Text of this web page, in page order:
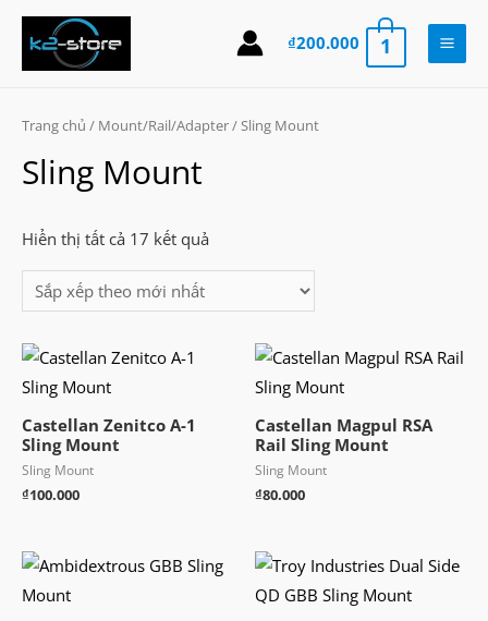
Skip
content
₫200.000 1
Main
Trang chủ / Mount/Rail/Adapter/ Sling Mount
Sling Mount
Hiển thị tất cả 17 kết quả
sắp
Castellan Zenitco A-1
Sling Mount
Sling Mount
₫100.000
Castellan Magpul RSA
Rail Sling Mount
Sling Mount
₫80.000